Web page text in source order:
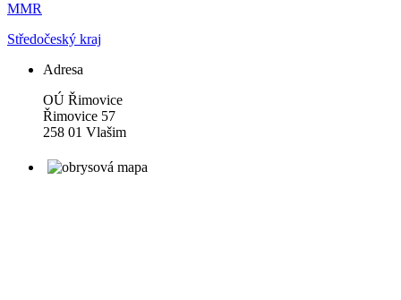
MMR
Středočeský kraj
Adresa
OÚ Řimovice
Řimovice 57
258 01 Vlašim